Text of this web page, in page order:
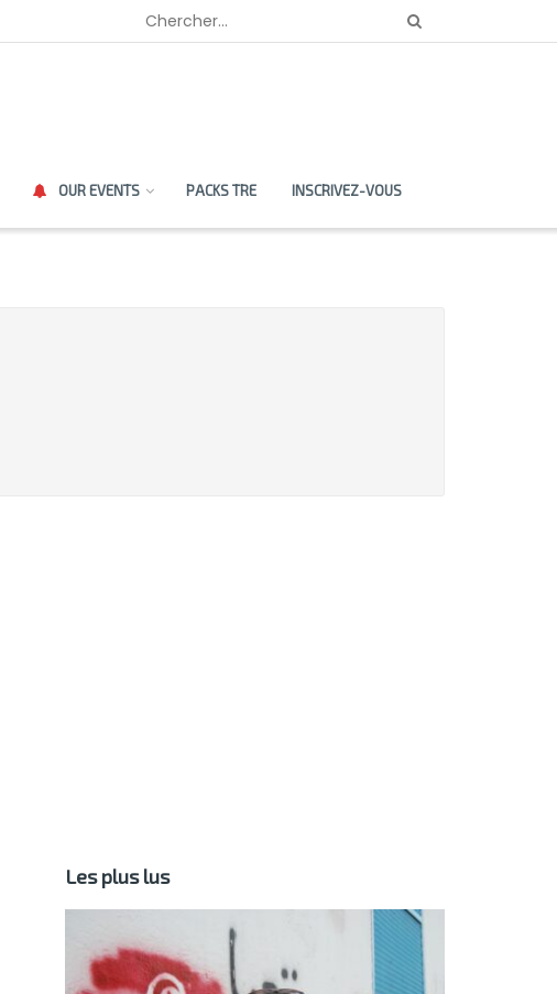
OUR EVENTS PACKS TRE INSCRIVEZ-VOUS
Les plus lus